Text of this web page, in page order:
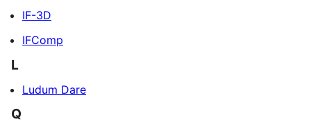
IF-3D
IFComp
L
Ludum Dare
Q